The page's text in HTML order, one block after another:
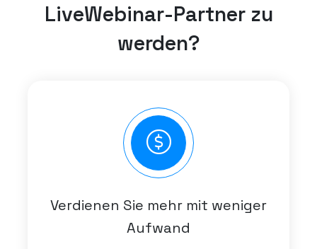
LiveWebinar-Partner zu
werden?
Verdienen Sie mehr mit weniger
Aufwand